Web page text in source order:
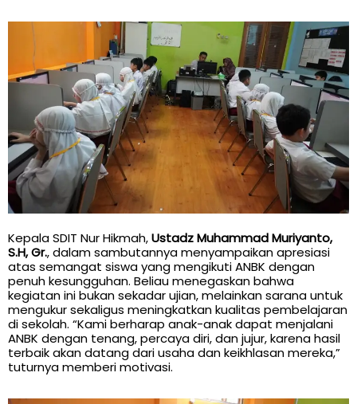
Kepala SDIT Nur Hikmah,Ustadz Muhammad Muriyanto,
S.H, Gr., dalam sambutannya menyampaikan apresiasi
atas semangat siswa yang mengikuti ANBK dengan
penuh kesungguhan. Beliau menegaskan bahwa
kegiatan ini bukan sekadar ujian, melainkan sarana untuk
mengukur sekaligus meningkatkan kualitas pembelajaran
di sekolah. “Kami berharap anak-anak dapat menjalani
ANBK dengan tenang, percaya diri, dan jujur, karena hasil
terbaik akan datang dari usaha dan keikhlasan mereka,”
tuturnya memberi motivasi.